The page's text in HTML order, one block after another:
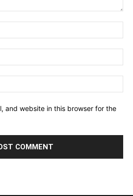
and website in this browser for the